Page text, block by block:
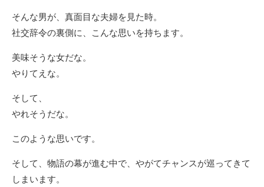
そんな男が、真面目な夫婦を見た時。
社交辞令の裏側に、こんな思いを持ちます。
美味そうな女だな。
やりてえな。
そして、
やれそうだな。
このような思いです。
そして、物語の幕が進む中で、やがてチャンスが巡ってきて
しまいます。